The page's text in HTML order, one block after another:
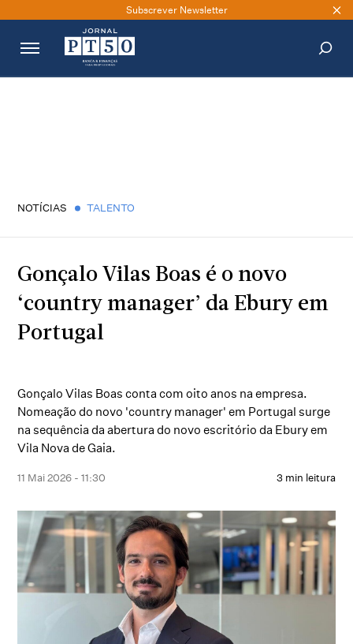
Subscrever Newsletter
NOTÍCIAS TALENTO
Gonçalo Vilas Boas é o novo
‘country manager’ da Ebury em
Portugal
Gonçalo Vilas Boas conta com oito anos na empresa.
Nomeação do novo 'country manager' em Portugal surge
na sequência da abertura do novo escritório da Ebury em
Vila Nova de Gaia.
11 Mai 2026 - 11:30 3 min leitura